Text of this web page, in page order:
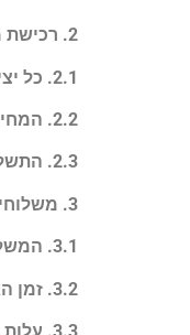
2. רכישת מוצרים – יצירות אמנות מקוריות.
2.1. כל יצירה המוצעת באתר היא יצירה מקורית וייחודית, ולכן תיתכן שונות קלה בין התמונות המוצגות באתר לבין המוצר בפועל (במיוחד בצבעוניות ובמרקם).
2.2. המחירים כוללים מע"מ כחוק (אלא אם צוין אחרת).
2.3. התשלום מתבצע באמצעות מערכת סליקה מאובטחת.
3. משלוחים ואספקה
3.1. המשלוחים מתבצעים באמצעות דואר ישראל / חברת שילוח חיצונית.
3.2. זמן האספקה המשוער מצוין בכל מוצר. איחור הנובע מספק חיצוני או כוח עליון אינו באחריות האתר.